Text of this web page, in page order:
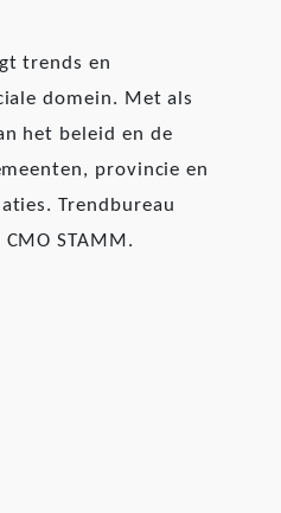
trends en
domein. Met als
het beleid en de
provincie en
Trendbureau
STAMM.